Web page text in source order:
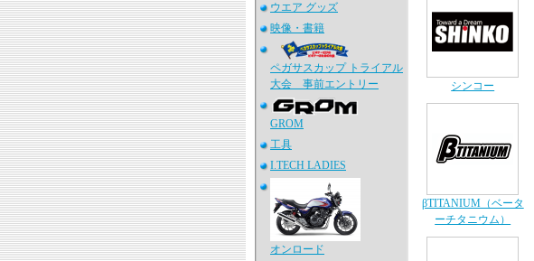
ウエア グッズ
映像・書籍
ペガサスカップ トライアル
大会 事前エントリー
GROM
工具
I.TECH LADIES
オンロード
シンコー
βTITANIUM（ベータ
ーチタニウム）